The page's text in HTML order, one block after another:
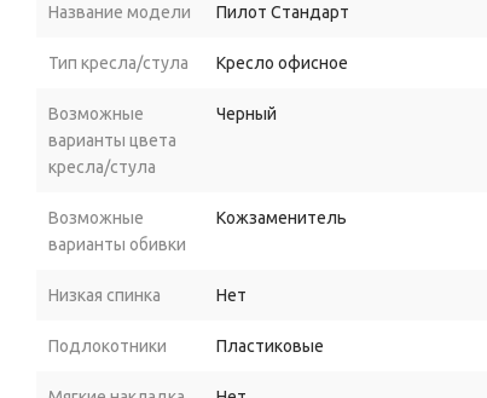
Название модели Пилот Стандарт
Тип кресла/стула Кресло офисное
Возможные
варианты цвета
кресла/стула
Черный
Возможные
варианты обивки
Кожзаменитель
Низкая спинка Нет
Подлокотники Пластиковые